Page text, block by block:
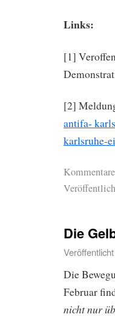
Links:
[1]
[2]
antifa-
karlsruhe-
Die
Die
Februar
nicht nur